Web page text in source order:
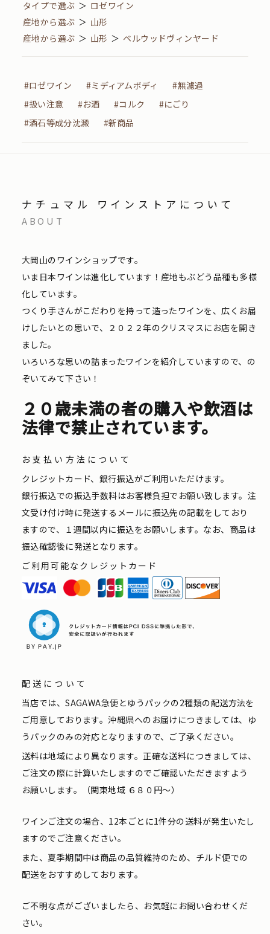
タイプで選ぶ ＞ ロゼワイン
産地から選ぶ ＞ 山形
産地から選ぶ ＞ 山形 ＞ ベルウッドヴィンヤード
#ロゼワイン #ミディアムボディ
#無濾過
#扱い注意
#お酒 #コルク
#にごり
#酒石等成分沈澱
#新商品
ナチュマル ワインストアについて
ABOUT
大岡山のワインショップです。
いま日本ワインは進化しています！産地もぶどう品種も多様
化しています。
つくり手さんがこだわりを持って造ったワインを、広くお届
けしたいとの思いで、２０２２年のクリスマスにお店を開き
ました。
いろいろな思いの詰まったワインを紹介していますので、の
ぞいてみて下さい！
２０歳未満の者の購入や飲酒は
法律で禁止されています。
お支払い方法について
クレジットカード、銀行振込がご利用いただけます。
銀行振込での振込手数料はお客様負担でお願い致します。注
文受け付け時に発送するメールに振込先の記載をしており
ますので、１週間以内に振込をお願いします。なお、商品は
振込確認後に発送となります。
ご利用可能なクレジットカード
配送について
当店では、SAGAWA急便とゆうパックの2種類の配送方法を
ご用意しております。沖縄県へのお届けにつきましては、ゆ
うパックのみの対応となりますので、ご了承ください。
送料は地域により異なります。正確な送料につきましては、
ご注文の際に計算いたしますのでご確認いただきますよう
お願いします。（関東地域 ６８０円〜）
ワインご注文の場合、12本ごとに1件分の送料が発生いたし
ますのでご注意ください。
また、夏季期間中は商品の品質維持のため、チルド便での
配送をおすすめしております。
ご不明な点がございましたら、お気軽にお問い合わせくだ
さい。